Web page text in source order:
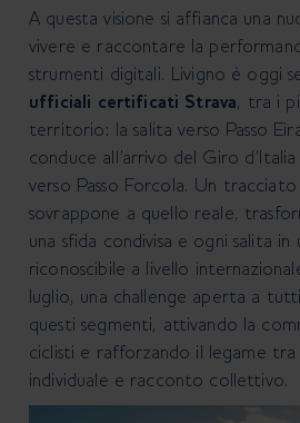
A questa visione si affianca una
vivere e raccontare la
strumenti digitali. Livigno è oggi
ufficiali certificati Strava, tra i
territorio: la salita verso Passo
conduce all’arrivo del Giro d’Italia
verso Passo Forcola. Un
sovrappone a quello reale,
una sfida condivisa e ogni salita
riconoscibile a livello
luglio, una challenge aperta a
questi segmenti, attivando la
ciclisti e rafforzando il legame tra
individuale e racconto collettivo.